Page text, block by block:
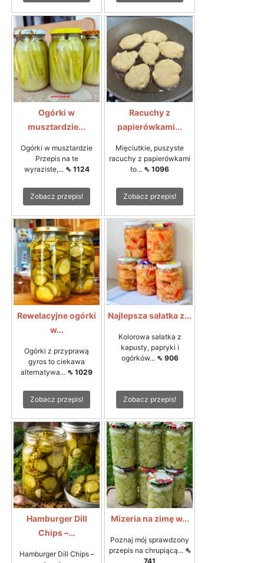
Ogórki w
musztardzie...
Ogórki w musztardzie
Przepis na te
wyraziste,... ⇖ 1124
Zobacz przepis!
Racuchy z
papierówkami...
Mięciutkie, puszyste
racuchy z papierówkami
to... ⇖ 1096
Zobacz przepis!
Rewelacyjne ogórki
w...
Ogórki z przyprawą
gyros to ciekawa
alternatywa... ⇖ 1029
Zobacz przepis!
Najlepsza sałatka z...
Kolorowa sałatka z
kapusty, papryki i
ogórków... ⇖ 906
Zobacz przepis!
Hamburger Dill
Chips –...
Hamburger Dill Chips –
Mizeria na zimę w...
Poznaj mój sprawdzony
przepis na chrupiącą... ⇖
741